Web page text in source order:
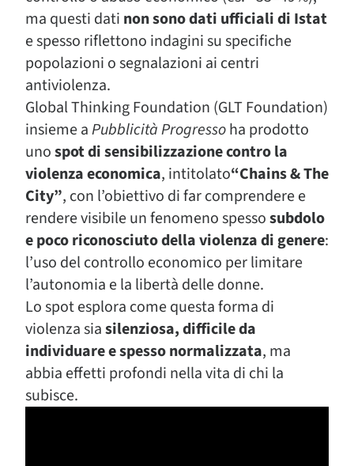
ma questi dati non sono dati ufficiali di Istat
e spesso riflettono indagini su specifiche
popolazioni o segnalazioni ai centri
antiviolenza.
Global Thinking Foundation (GLT Foundation)
insieme aPubblicità Progressoha prodotto
unospot di sensibilizzazione contro la
violenza economica, intitolato“Chains & The
City”, con l’obiettivo di far comprendere e
rendere visibile un fenomeno spessosubdolo
e poco riconosciuto della violenza di genere:
l’uso del controllo economico per limitare
l’autonomia e la libertà delle donne.
Lo spot esplora come questa forma di
violenza siasilenziosa, difficile da
individuare e spesso normalizzata, ma
abbia effetti profondi nella vita di chi la
subisce.